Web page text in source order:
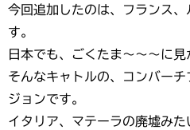
今回追加したのは、フランス
す。
日本でも、ごくたま～～～に見
そんなキャトルの、コンバー
ジョンです。
イタリア、マテーラの廃墟み